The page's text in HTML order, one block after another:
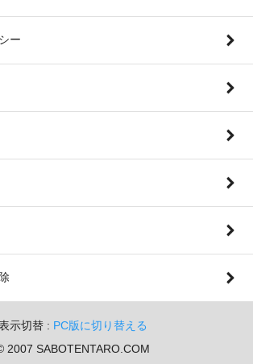
ー
示切替 : PC版に切り替える
2007 SABOTENTARO.COM